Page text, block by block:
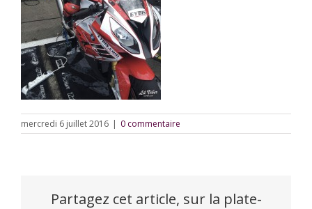
mercredi 6 juillet 2016 | 0 commentaire
Partagez cet article, sur la plate-